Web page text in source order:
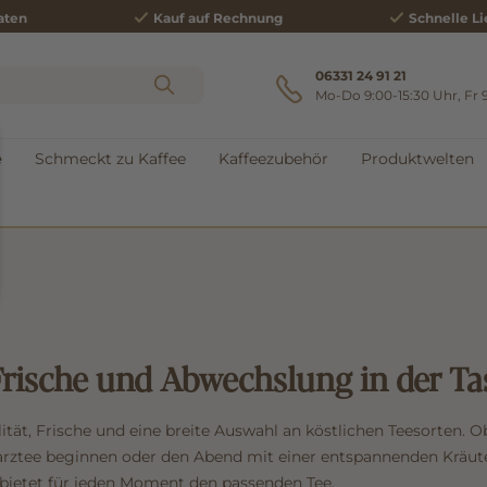
Kauf auf Rechnung Schnelle
06331 24 91 21
Mo-Do 9:00-15:30 Uhr, Fr
Schmeckt zu Kaffee Kaffeezubehör Produktwelten
und Abwechslung in der
Frische und eine breite Auswahl an köstlichen Teesorten.
beginnen oder den Abend mit einer entspannenden
für jeden Moment den passenden Tee.